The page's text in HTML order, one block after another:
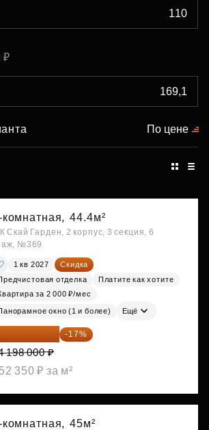
₽
По цене
комнатная, 44.4м²
Скай Гарден, 2 корпус, 3 секция, 6
№369
1 кв 2027
Скидка
отделка
Платите как хотите
за 2 000 ₽/мес
окно (1 и более) Ещё
084 340 ₽ -17%
198 000 ₽
350 ₽ за м²
комнатная, 45м²